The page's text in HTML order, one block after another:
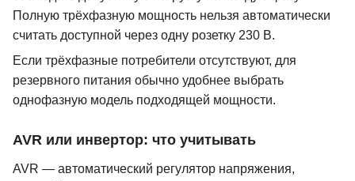
Полную трёхфазную мощность нельзя автоматически
считать доступной через одну розетку 230 В.
Если трёхфазные потребители отсутствуют, для
резервного питания обычно удобнее выбрать
однофазную модель подходящей мощности.
AVR или инвертор: что учитывать
AVR — автоматический регулятор напряжения,